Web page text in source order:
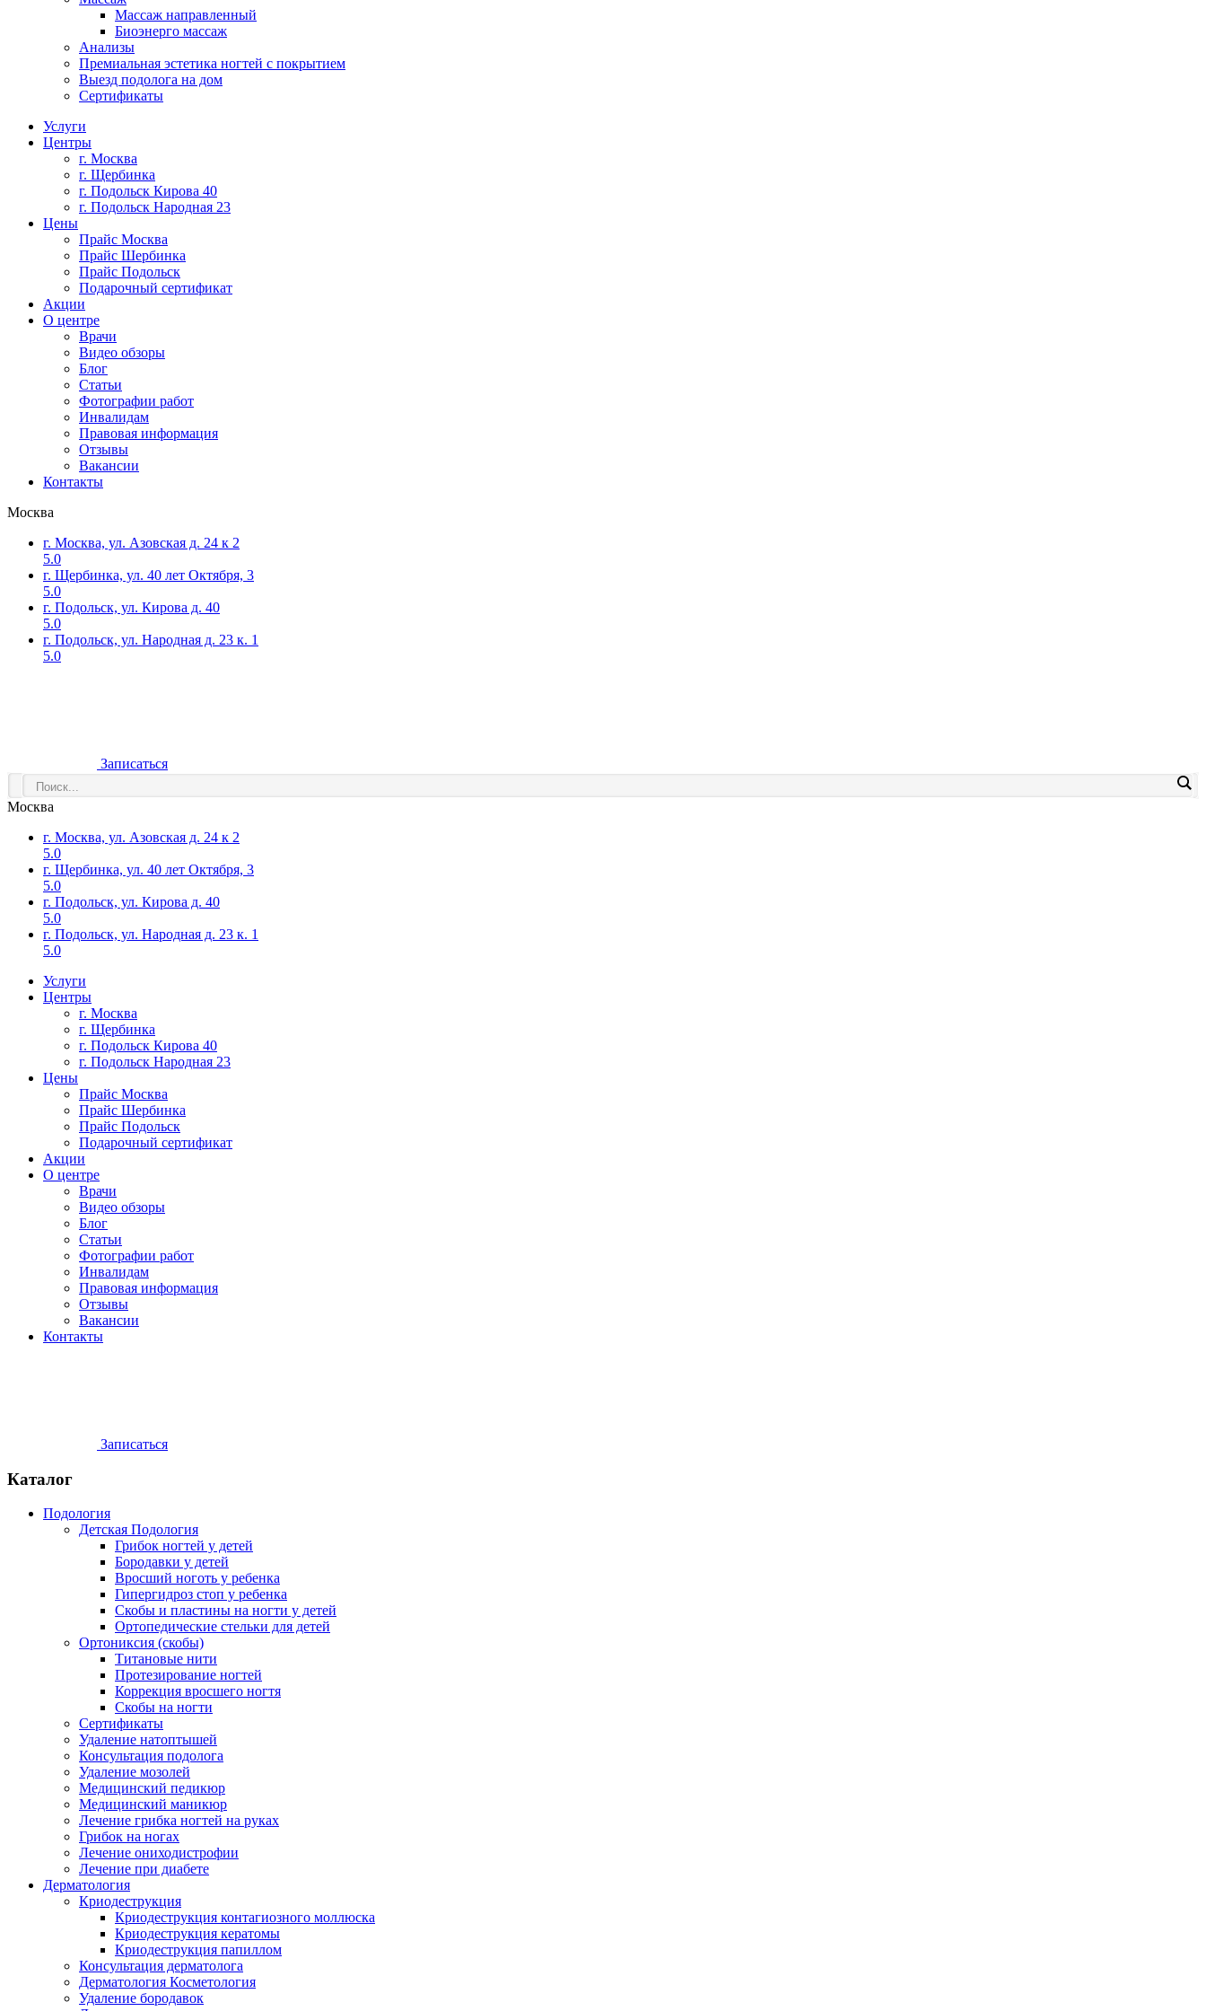
Массаж направленный
Биоэнерго массаж
Анализы
Премиальная эстетика ногтей с покрытием
Выезд подолога на дом
Сертификаты
Услуги
Центры
г. Москва
г. Щербинка
г. Подольск Кирова 40
г. Подольск Народная 23
Цены
Прайс Москва
Прайс Шербинка
Прайс Подольск
Подарочный сертификат
Акции
О центре
Врачи
Видео обзоры
Блог
Статьи
Фотографии работ
Инвалидам
Правовая информация
Отзывы
Вакансии
Контакты
Москва
г. Москва, ул. Азовская д. 24 к 2
5.0
г. Щербинка, ул. 40 лет Октября, 3
5.0
г. Подольск, ул. Кирова д. 40
5.0
г. Подольск, ул. Народная д. 23 к. 1
5.0
Записаться
Москва
г. Москва, ул. Азовская д. 24 к 2
5.0
г. Щербинка, ул. 40 лет Октября, 3
5.0
г. Подольск, ул. Кирова д. 40
5.0
г. Подольск, ул. Народная д. 23 к. 1
5.0
Услуги
Центры
г. Москва
г. Щербинка
г. Подольск Кирова 40
г. Подольск Народная 23
Цены
Прайс Москва
Прайс Шербинка
Прайс Подольск
Подарочный сертификат
Акции
О центре
Врачи
Видео обзоры
Блог
Статьи
Фотографии работ
Инвалидам
Правовая информация
Отзывы
Вакансии
Контакты
Записаться
Каталог
Подология
Детская Подология
Грибок ногтей у детей
Бородавки у детей
Вросший ноготь у ребенка
Гипергидроз стоп у ребенка
Скобы и пластины на ногти у детей
Ортопедические стельки для детей
Ортониксия (скобы)
Титановые нити
Протезирование ногтей
Коррекция вросшего ногтя
Скобы на ногти
Сертификаты
Удаление натоптышей
Консультация подолога
Удаление мозолей
Медицинский педикюр
Медицинский маникюр
Лечение грибка ногтей на руках
Грибок на ногах
Лечение ониходистрофии
Лечение при диабете
Дерматология
Криодеструкция
Криодеструкция контагиозного моллюска
Криодеструкция кератомы
Криодеструкция папиллом
Консультация дерматолога
Дерматология Косметология
Удаление бородавок